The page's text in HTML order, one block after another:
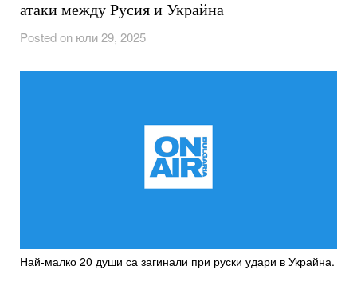
атаки между Русия и Украйна
Posted on юли 29, 2025
Най-малко 20 души са загинали при руски удари в Украйна.